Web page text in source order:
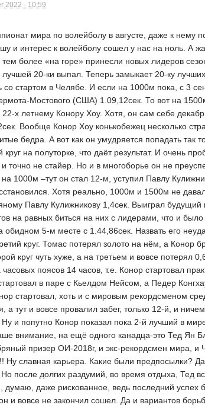
2022 - 10:59
мира по волейболу в августе, даже к
и интерес к волейболу сошел у нас на ноль. А
более «на горе» принесли новых лидеров
20-ки выпал. Теперь замыкает 20-ку
со стартом в Челябе. И если на 1000м пока, с 3
Мостового (США) 1.09,12сек. То вот на
х летнему Конору Хоу. Хотя, он сам себе
Вообще Конор Хоу конькобежец несколько
бедра. А вот как он умудряется попадать так
на полуторке, что даёт результат. И очень
и точно не стайер. Но и в многоборье он не
1000м –тут он стал 12-м, уступил Павлу
Хотя реально, 1000м и 1500м не
Павлу Кулижникову 1,4сек. Выиграл
на равных биться на них с лидерами, что и
обидном 5-м месте с 1.44,86сек. Назвать его
круг. Томас потерял золото на нём, а
круг чуть хуже, а на третьем и вовсе потерял
поясов 14 часов, т.е. Конор стартовал
в паре с Кьелдом Нейсом, а Педер
стартовал, хоть и с мировым рекордсменом
а тут и вовсе провалил забег, только 12-й, и
Ну и попутно Конор показал пока 2-й лучший в
внимание, на ещё одного канадца-это Тед Ян
призер ОИ-2018г, и экс-рекордсмен мира,
славная карьера. Какие были предпосылки? Да
после долгих раздумий, во время отдыха, Тед
думаю, даже рискованное, ведь последний
и вовсе не закончил сошел. Да и вариантов